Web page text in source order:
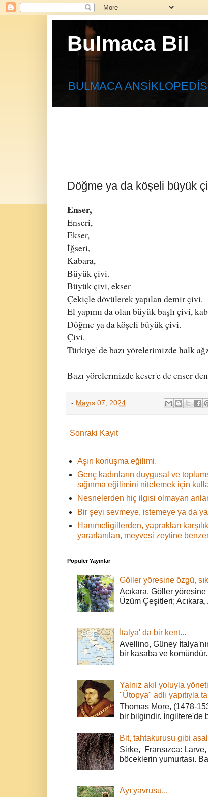
Bulmaca Bil
BULMACA
Döğme ya da köşeli büyük
Enser,
Enseri,
Ekser,
İğseri,
Kabara,
Büyük çivi.
Büyük çivi, ekser
Çekiçle dövülerek yapılan demir çivi.
El yapımı da olan büyük başlı çivi,
Döğme ya da köşeli büyük çivi.
Çivi.
Türkiye' de bazı yörelerimizde halk
Bazı yörelermizde keser'e de enser
- Mayıs 07, 2024
Sonraki Kayıt
Aşırı konuşma eğilimi.
Genç kadınların duygusal ve
sığınma eğilimini nitelemek için
Nesnelerden hiç ilgisi olmayan
Bir şeyi sevmeye, istemeye ya da
Hanımeligillerden, yaprakları
yararlanılan, meyvesi zeytine
Popüler Yayınlar
Göller yöresine özgü,
Acıkara, Göller
Üzüm Çeşitleri;
İtalya' da bir kent...
Avellino, Güney
bir kasaba ve
Yalnız akıl yoluyla
"Ütopya" adlı yapıtıyla
Thomas More, (1478-
bir bilgindir. İngiltere'de
Bit, tahtakurusu gibi
Sirke, Fransızca:
böceklerin yumurtası.
Ayı yavrusu...